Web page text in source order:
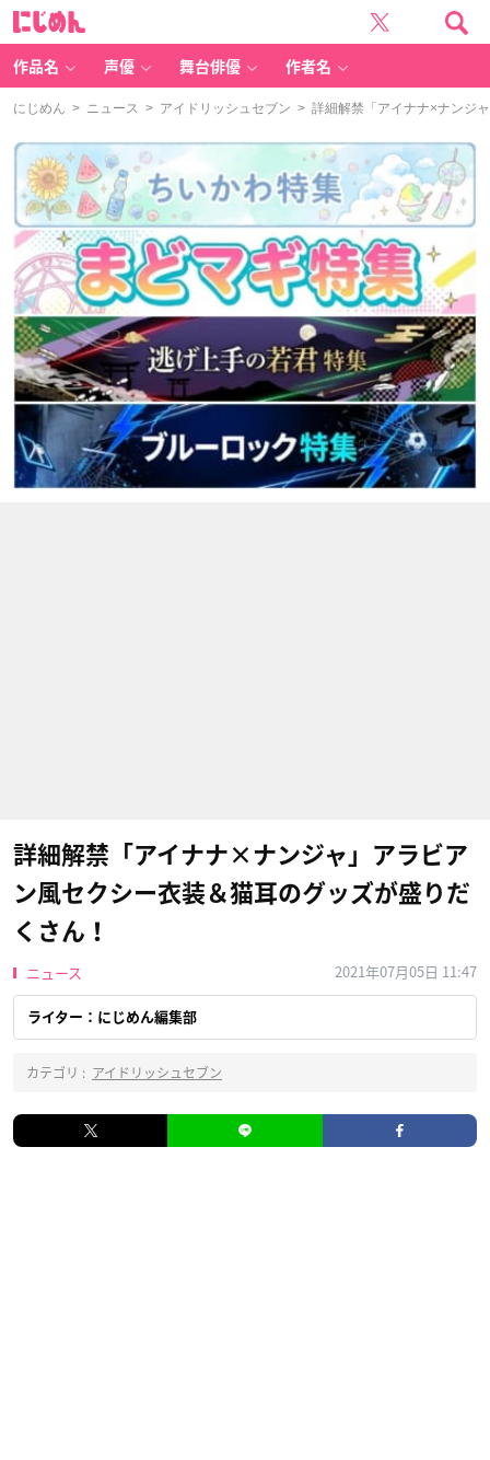
作品名 声優 舞台俳優 作者名
にじめん > ニュース > アイドリッシュセブン > 詳細解禁「アイナナ×ナンジ
詳細解禁「アイナナ×ナンジャ」アラビア
ン風セクシー衣装＆猫耳のグッズが盛りだ
くさん！
ニュース 2021年07月05日 11:47
ライター：にじめん編集部
カテゴリ : アイドリッシュセブン